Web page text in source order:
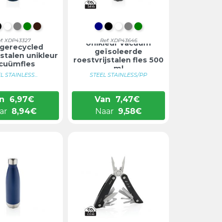
WITGRIJS
GROEN
BRUIN
XDP43327
gerecycled
unikleur
STAINLESS...
6,97€
8,94€
DONKERBLAUW
ZWART
WITGRIJSGROEN
Ref: XDP43646
Unikleur vacuüm
geïsoleerde
roestvrijstalen fles 500
ml
STEEL STAINLESS/PP
Van 7,47€
Naar 9,58€